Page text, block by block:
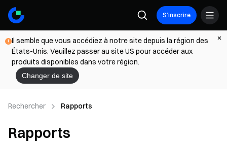
S’inscrire
Il semble que vous accédiez à notre site depuis la région des
États-Unis. Veuillez passer au site US pour accéder aux
produits disponibles dans votre région.
Changer de site
Rechercher Rapports
Rapports